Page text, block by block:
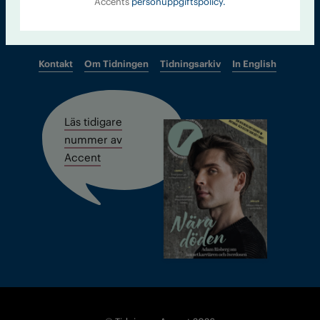
Kontakt Om Tidningen Tidningsarkiv In English
Läs tidigare
nummer av
Accent